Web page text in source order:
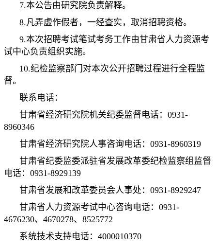
7.本公告由研究院负责解释。
8.凡弄虚作假者，一经查实，取消招聘资格。
9.本次招聘考试笔试考务工作由甘肃省人力资源考
试中心负责组织实施。
10.纪检监察部门对本次公开招聘过程进行全程监
督。
联系电话：
甘肃省经济研究院机关纪委监督电话：0931-
8960346
甘肃省经济研究院人事咨询电话：0931-8960319
甘肃省纪委监委派驻省发展改革委纪检监察组监督
电话：0931-8929139
甘肃省发展和改革委员会人事处：0931-8929247
甘肃省人力资源考试中心咨询电话：0931-
4676230、4670278、8525772
系统技术支持电话：4000010370